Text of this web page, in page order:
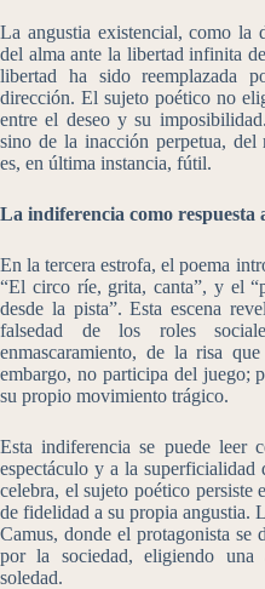
La angustia existencial, como la
del alma ante la libertad infinita
libertad ha sido reemplazada
dirección. El sujeto poético no
entre el deseo y su
sino de la inacción perpetua, del
es, en última instancia, fútil.
La indiferencia como respuesta
En la tercera estrofa, el poema
“El circo ríe, grita, canta”, y el
desde la pista”. Esta escena
falsedad de los roles
enmascaramiento, de la risa
embargo, no participa del juego;
su propio movimiento trágico.
Esta indiferencia se puede leer
espectáculo y a la
celebra, el sujeto poético
de fidelidad a su propia angustia.
Camus, donde el protagonista se
por la sociedad, eligiendo
soledad.